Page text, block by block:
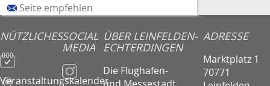
Seite empfehlen
NÜTZLICHES
Veranstaltungskalender
SOCIAL
MEDIA
ÜBER LEINFELDEN-
ECHTERDINGEN
Die Flughafen-
ADRESSE
Marktplatz 1
70771